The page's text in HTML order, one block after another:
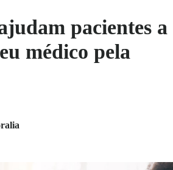
pacientes a
médico pela